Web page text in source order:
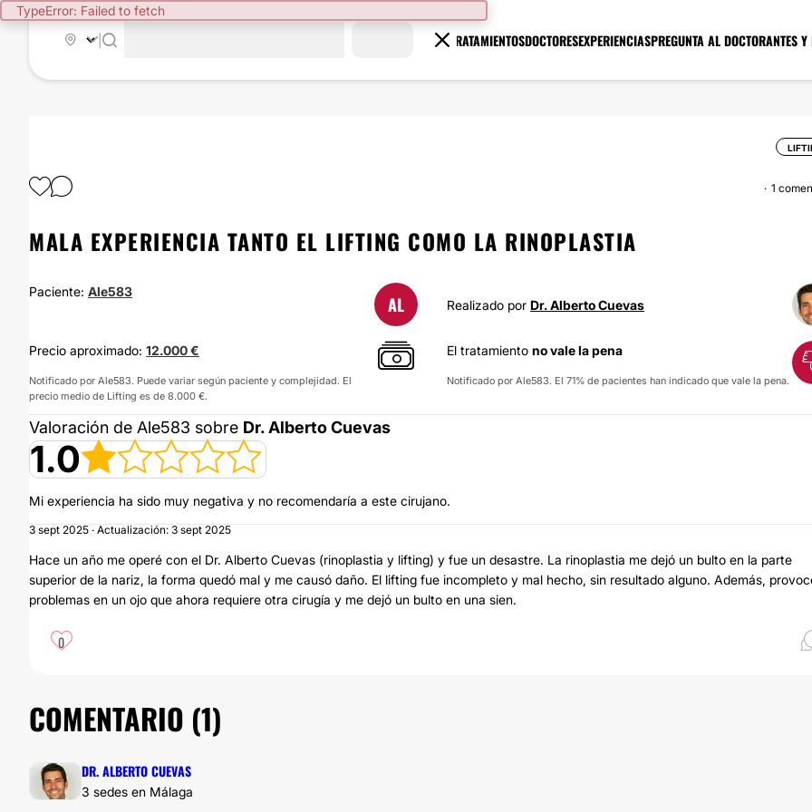
TypeError: Failed to fetch
TRATAMIENTOSDOCTORESEXPERIENCIASPREGUNTA AL DOCTORANTES Y
1
MALA EXPERIENCIA TANTO EL LIFTING COMO LA RINOPLASTIA
Paciente: Ale583
AL Realizado por Dr. Alberto Cuevas
Precio aproximado: 12.000 €
Notificado por Ale583. Puede variar según paciente y complejidad. El
precio medio de Lifting es de 8.000 €.
El tratamiento no vale la pena
Notificado por Ale583. El 71% de pacientes han indicado que vale la pena.
Valoración de Ale583 sobre Dr. Alberto Cuevas
1.0
Mi experiencia ha sido muy negativa y no recomendaría a este cirujano.
3 sept 2025 · Actualización: 3 sept 2025
Hace un año me operé con el Dr. Alberto Cuevas (rinoplastia y lifting) y fue un desastre. La rinoplastia me dejó un bulto en la parte
superior de la nariz, la forma quedó mal y me causó daño. El lifting fue incompleto y mal hecho, sin resultado alguno. Además,
problemas en un ojo que ahora requiere otra cirugía y me dejó un bulto en una sien.
0
COMENTARIO (1)
DR. ALBERTO CUEVAS
3 sedes en Málaga